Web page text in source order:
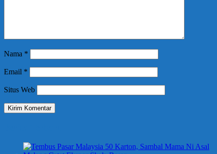
Nama *
Email *
Situs Web